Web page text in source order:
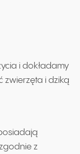
i dokładamy
zwierzęta i dziką
z